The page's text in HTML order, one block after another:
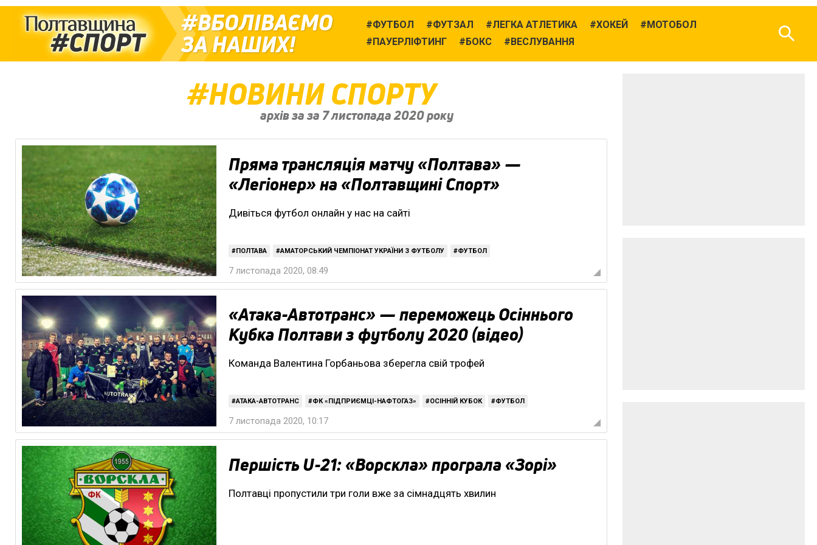
ВБОЛІВАЄМО
ЗА НАШИХ!
ФУТБОЛ ФУТЗАЛ ЛЕГКА АТЛЕТИКА ХОКЕЙ
МОТОБОЛ
ПАУЕРЛІФТИНГ
БОКС ВЕСЛУВАННЯ
НОВИНИ СПОРТУ
архів за за 7 листопада 2020 року
Пряма трансляція матчу «Полтава» —
«Легіонер» на «Полтавщині Спорт»
Дивіться футбол онлайн у нас на сайті
ПОЛТАВА АМАТОРСЬКИЙ ЧЕМПІОНАТ УКРАЇНИ З ФУТБОЛУ ФУТБОЛ
7 листопада 2020, 08:49
«Атака-Автотранс» — переможець Осіннього
Кубка Полтави з футболу 2020 (відео)
Команда Валентина Горбаньова зберегла свій трофей
АТАКА-АВТОТРАНС ФК «ПІДПРИЄМЦІ-НАФТОГАЗ» ОСІННІЙ КУБОК ФУТБОЛ
7 листопада 2020, 10:17
Першість U-21: «Ворскла» програла «Зорі»
Полтавці пропустили три голи вже за сімнадцять хвилин